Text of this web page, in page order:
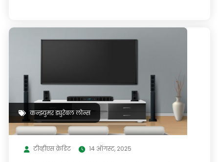
कन्झ्युमर ड्युरेबल लोन्स
टीव्हीएस क्रेडिट 14 ऑगस्ट, 2025